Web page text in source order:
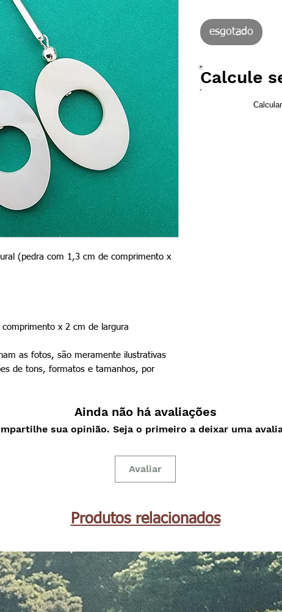
(pedra com 1,3 cm de comprimento x
x 2 cm de largura
as fotos, são meramente ilustrativas
de tons, formatos e tamanhos, por
esgotado
Calcule
Calcular
Ainda não há avaliações
sua opinião. Seja o primeiro a deixar uma
Avaliar
Produtos relacionados